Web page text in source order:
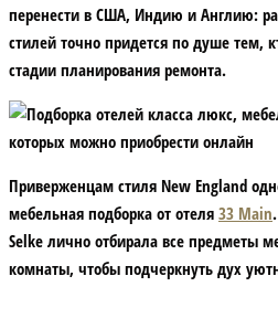
перенести в США, Индию и Англию:
стилей точно придется по душе тем,
стадии планирования ремонта.
Приверженцам стиля New England
мебельная подборка от отеля 33 Main
Selke лично отбирала все предметы
комнаты, чтобы подчеркнуть дух